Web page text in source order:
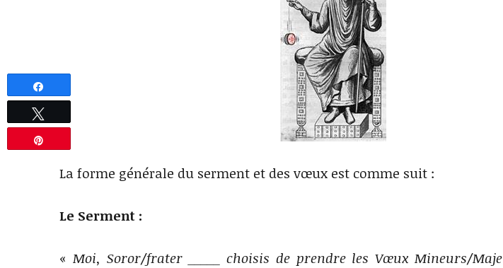
La forme générale du serment et des vœux est comme suit :
Le Serment :
« Moi, Soror/frater _____ choisis de prendre les Vœux Mineurs/